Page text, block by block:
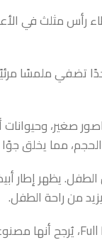
مثلث في
تضفي ملمسًا
صغير،
مما يخلق
يظهر إطار
من راحة الطفل.